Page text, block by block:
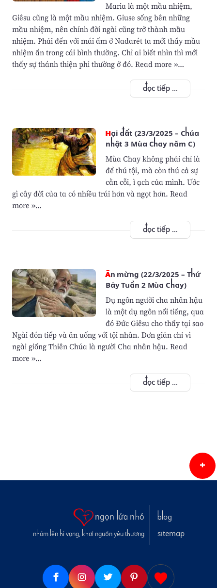
Maria là một mầu nhiệm,
Giêsu cũng là một mầu nhiệm. Giuse sống bên những
mầu nhiệm, nên chính đời ngài cũng trở thành mầu
nhiệm. Phải đến với mái ấm ở Nadarét ta mới thấy mầu
nhiệm ẩn trong cái bình thường. Chỉ ai biết nhìn thì mới
thấy sự thánh thiện phi thường ở đó. Read more »…
đọc tiếp ...
Hại đất (23/3/2025 – Chúa
nhật 3 Mùa Chay năm C)
Mùa Chay không phải chỉ là
để thú tội, mà còn thú cả sự
cằn cỗi, ì ạch của mình. Ước
gì cây đời của ta có nhiều trái hơn và ngọt hơn. Read
more »…
đọc tiếp ...
Ăn mừng (22/3/2025 – Thứ
Bảy Tuần 2 Mùa Chay)
Dụ ngôn người cha nhân hậu
là một dụ ngôn nổi tiếng, qua
đó Đức Giêsu cho thấy tại sao
Ngài đón tiếp và ăn uống với tội nhân. Đơn giản chỉ vì
ngài giống Thiên Chúa là người Cha nhân hậu. Read
more »…
đọc tiếp ...
ngọn lửa nhỏ
nhóm lên hi vọng, khơi nguồn yêu thương
blog
sitemap